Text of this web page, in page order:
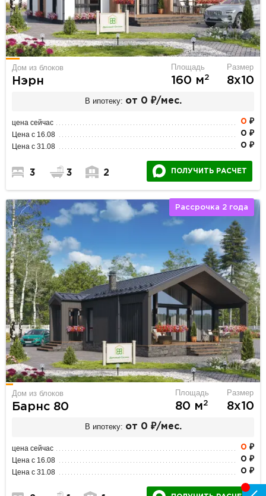
Дом из блоков
Нэрн
Площадь
160 м2
Размер
8х10
В ипотеку: от 0 ₽/мес.
цена сейчас 0 ₽
Цена с 16.08 0 ₽
Цена с 31.08 0 ₽
3 3 2 ПОЛУЧИТЬ РАСЧЕТ
Рассрочка 2 года
Дом из блоков
Барнс 80
Площадь
80 м2
Размер
8х10
В ипотеку: от 0 ₽/мес.
цена сейчас 0 ₽
Цена с 16.08 0 ₽
Цена с 31.08 0 ₽